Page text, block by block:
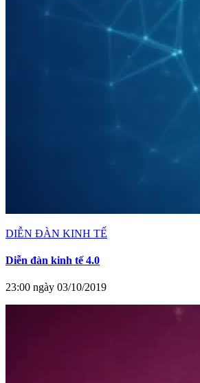
DIỄN ĐÀN KINH TẾ
Diễn đàn kinh tế 4.0
23:00 ngày 03/10/2019